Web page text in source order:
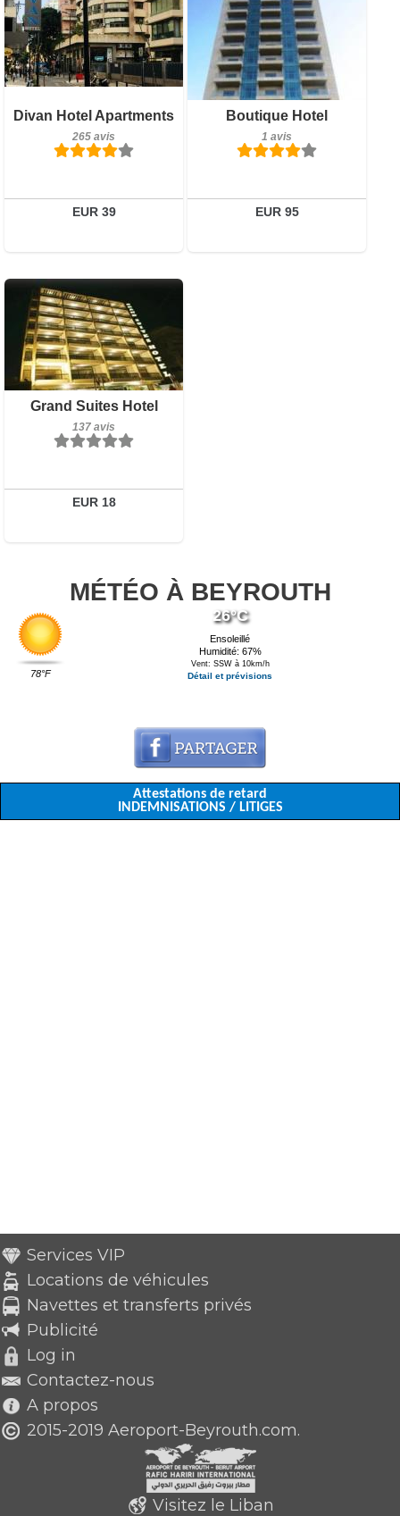
Divan Hotel Apartments
265 avis
EUR 39
265 avis
Détails
Réserver
Boutique Hotel
1 avis
EUR 95
Petit-déjeuner inclus
1 avis
Réserver
Grand Suites Hotel
137 avis
EUR 18
Petit-déjeuner inclus
137 avis
Réserver
MÉTÉO À BEYROUTH
78°F
26°C
Ensoleillé
Humidité: 67%
Vent: SSW à 10km/h
Détail et prévisions
Attestations de retard
INDEMNISATIONS / LITIGES
Services VIP
Locations de véhicules
Navettes et transferts privés
Publicité
Log in
Contactez-nous
A propos
2015-2019 Aeroport-Beyrouth.com.
Visitez le Liban